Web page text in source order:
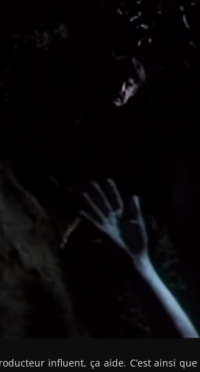
influent, ça aide. C’est ainsi